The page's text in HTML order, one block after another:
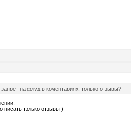
на флуд в коментариях, только отзывы?
писать только отзывы )